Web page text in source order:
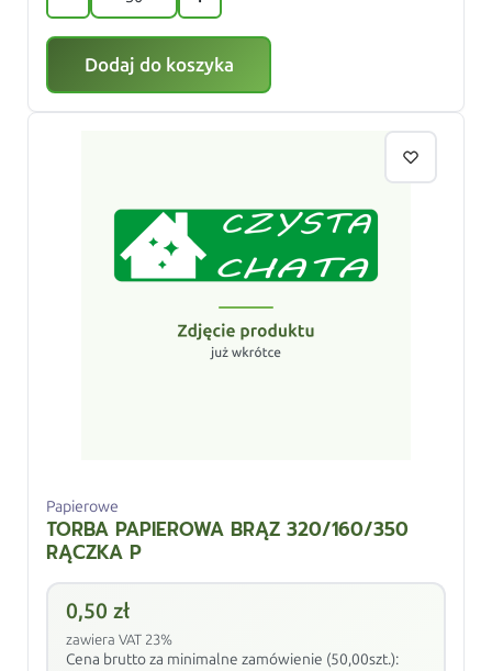
Dodaj do koszyka
Papierowe
TORBA PAPIEROWA BRĄZ 320/160/350
RĄCZKA P
0,50zł
zawiera VAT 23%
Cena brutto za minimalne zamówienie (50,00szt.):